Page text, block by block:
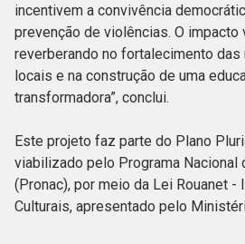
incentivem a convivência
prevenção de violências. O impacto
reverberando no fortalecimento
locais e na construção de uma
transformadora”, conclui.
Este projeto faz parte do Plano
viabilizado pelo Programa Nacional
(Pronac), por meio da Lei Rouanet -
Culturais, apresentado pelo